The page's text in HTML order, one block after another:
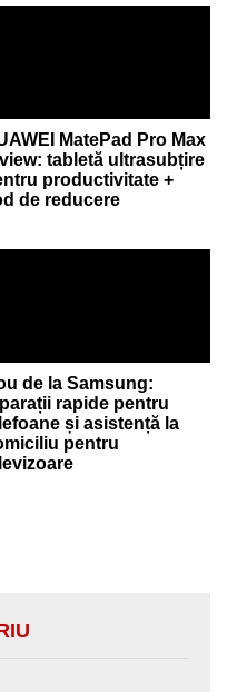
MatePad Pro Max
tabletă ultrasubțire
productivitate +
de reducere
de la Samsung:
rapide pentru
și asistență la
pentru